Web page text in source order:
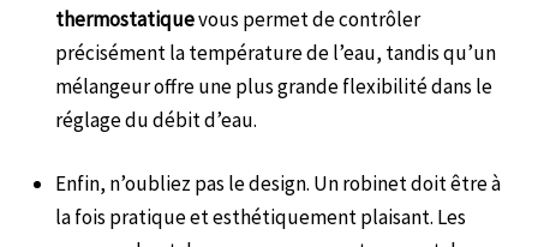
thermostatiquevous permet de contrôler
précisément la température de l’eau, tandis qu’un
mélangeur offre une plus grande flexibilité dans le
réglage du débit d’eau.
Enfin, n’oubliez pas le design. Un robinet doit être à
la fois pratique et esthétiquement plaisant. Les